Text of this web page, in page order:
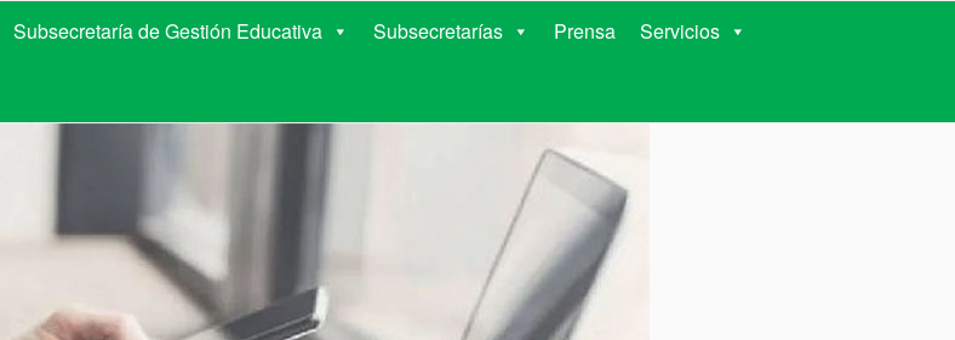
DE CORRIENTES
Subsecretaría de Gestión Educativa Subsecretarías Prensa Servicios